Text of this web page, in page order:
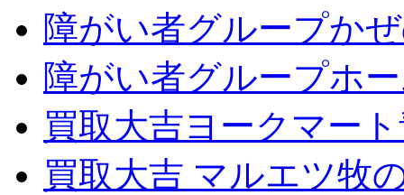
障がい者グループか
障がい者グループホ
買取大吉ヨークマー
買取大吉 マルエツ牧